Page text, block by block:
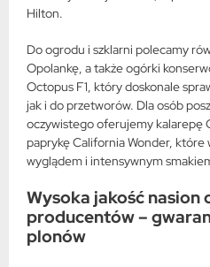
Hilton.
Do ogrodu i szklarni polecamy
Opolankę, a także ogórki
Octopus F1, który doskonale
jak i do przetworów. Dla osób
oczywistego oferujemy kalarepę
paprykę California Wonder, które
wyglądem i intensywnym
Wysoka jakość nasion
producentów –
plonów